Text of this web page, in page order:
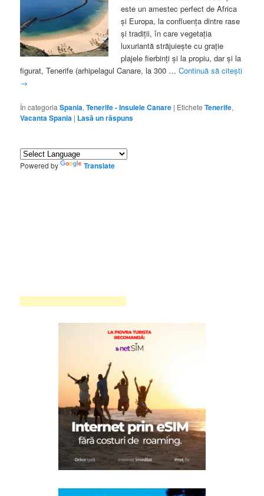
este un amestec perfect de Africa
şi Europa, la confluenţa dintre rase
şi tradiţii, în care vegetaţia
luxuriantă străjuieşte cu graţie
plajele fierbinţi şi la propiu, dar şi la
figurat, Tenerife (arhipelagul Canare, la 300 …Continuă să citești
→
În categoria Spania,Tenerife - Insulele Canare | Etichete Tenerife,
Vacanta Spania | Lasă un răspuns
Powered by Translate